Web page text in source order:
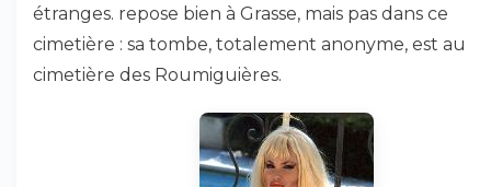
étranges. repose bien à Grasse, mais pas dans ce
cimetière : sa tombe, totalement anonyme, est au
cimetière des Roumiguières.